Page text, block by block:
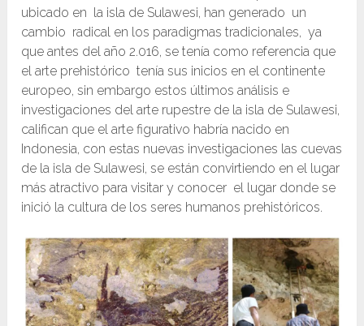
ubicado en la isla de Sulawesi, han generado un
cambio radical en los paradigmas tradicionales, ya
que antes del año 2.016, se tenía como referencia que
el arte prehistórico tenía sus inicios en el continente
europeo, sin embargo estos últimos análisis e
investigaciones del arte rupestre de la isla de Sulawesi,
califican que el arte figurativo habría nacido en
Indonesia, con estas nuevas investigaciones las cuevas
de la isla de Sulawesi, se están convirtiendo en el lugar
más atractivo para visitar y conocer el lugar donde se
inició la cultura de los seres humanos prehistóricos.